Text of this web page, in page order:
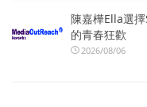
陳嘉樺Ella選
的青春狂歡
2026/08/06